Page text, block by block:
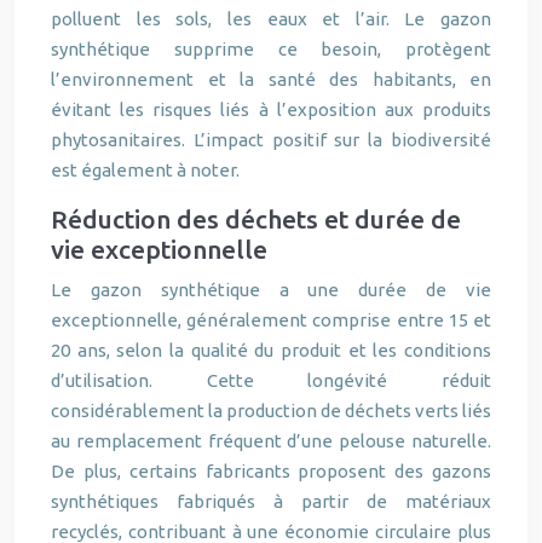
polluent les sols, les eaux et l’air. Le gazon
synthétique supprime ce besoin, protègent
l’environnement et la santé des habitants, en
évitant les risques liés à l’exposition aux produits
phytosanitaires. L’impact positif sur la biodiversité
est également à noter.
Réduction des déchets et durée de
vie exceptionnelle
Le gazon synthétique a une durée de vie
exceptionnelle, généralement comprise entre 15 et
20 ans, selon la qualité du produit et les conditions
d’utilisation. Cette longévité réduit
considérablement la production de déchets verts liés
au remplacement fréquent d’une pelouse naturelle.
De plus, certains fabricants proposent des gazons
synthétiques fabriqués à partir de matériaux
recyclés, contribuant à une économie circulaire plus